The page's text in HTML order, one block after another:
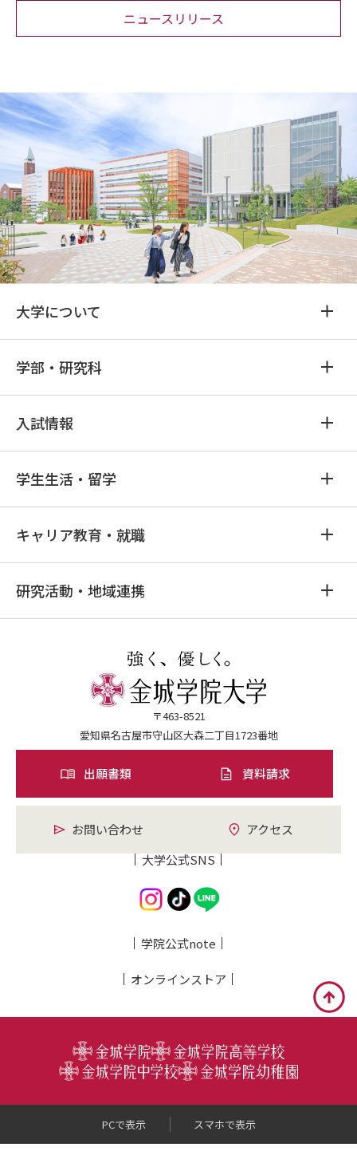
ニュースリリース
大学について
学部・研究科
入試情報
学生生活・留学
キャリア教育・就職
研究活動・地域連携
〒463-8521
愛知県名古屋市守山区大森二丁目1723番地
出願書類 資料請求
お問い合わせ
アクセス
大学公式SNS
学院公式note
オンラインストア
PCで表示 スマホで表示